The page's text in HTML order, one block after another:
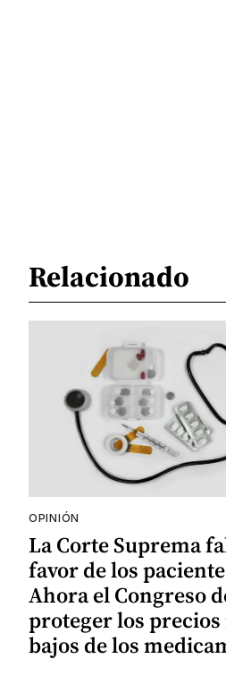
Relacionado
OPINIÓN
La Corte Suprema
favor de los
Ahora el Congreso
proteger los precios
bajos de los